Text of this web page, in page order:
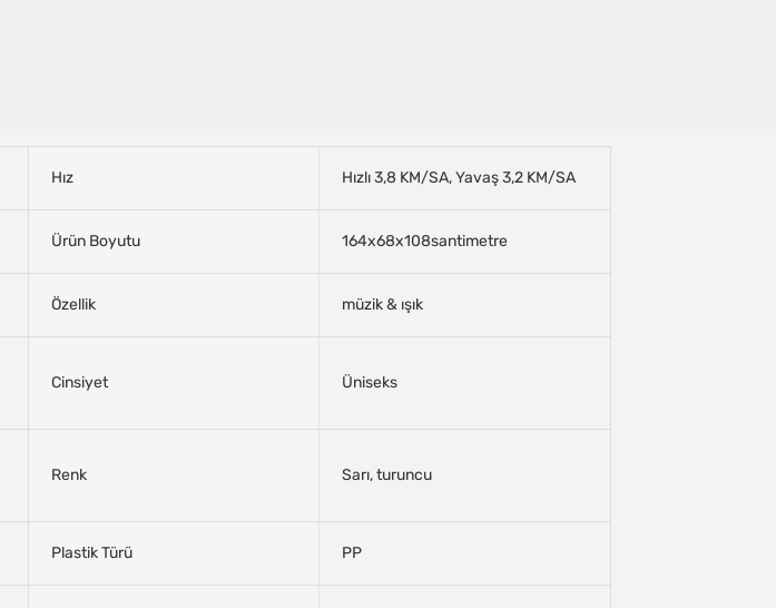
Hız Hızlı 3,8 KM/SA, Yavaş 3,2 KM/SA
Ürün Boyutu 164x68x108santimetre
Özellik müzik & ışık
Cinsiyet Üniseks
Renk Sarı, turuncu
Plastik Türü PP